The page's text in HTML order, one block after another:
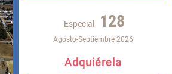
Especial 128
Agosto-Septiembre 2026
Adquiérela